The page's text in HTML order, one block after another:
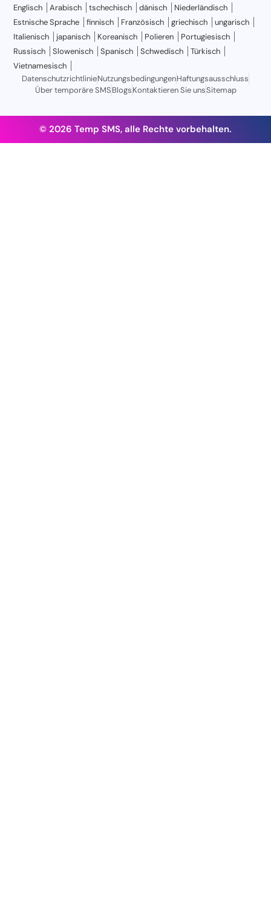
Englisch Arabisch tschechisch dänisch
Niederländisch
Estnische Sprache
finnisch Französisch griechisch
ungarisch
Italienisch
japanisch Koreanisch Polieren
Portugiesisch
Russisch
Slowenisch Spanisch Schwedisch
Türkisch
Vietnamesisch
DatenschutzrichtlinieNutzungsbedingungenHaftungsausschluss
Über temporäre SMSBlogsKontaktieren Sie unsSitemap
© 2026 Temp SMS, alle Rechte vorbehalten.